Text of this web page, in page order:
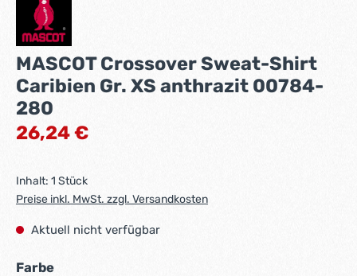
MASCOT Crossover Sweat-Shirt
Caribien Gr. XS anthrazit 00784-
280
Regulärer Preis:
26,24 €
Inhalt: 1 Stück
Preise inkl. MwSt. zzgl. Versandkosten
Aktuell nicht verfügbar
Farbeauswählen